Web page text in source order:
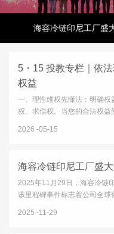
海容冷链印尼工厂盛
5・15 投教专栏｜依
权益
一、理性维权先懂法：明确
权、求偿权。当您的合法权益
2026 05-15
海容冷链印尼工厂盛
2025年11月29日，海容冷链
该里程碑事件标志着公司全球
2025 11-29